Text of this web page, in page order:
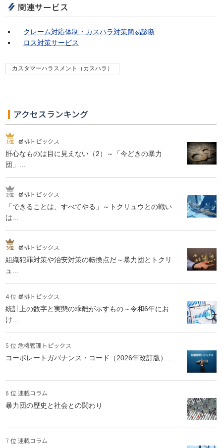
関連サービス
クレーム対応体制・カスハラ対策簡易診断
ロス対策サービス
カスタマーハラスメント（カスハラ）
アクセスランキング
暴排トピックス
肝心なものは目に見えない（2）～「今どきの暴力
団」...
暴排トピックス
「できることは、すべてやる」～トクリュウとの戦い
は...
暴排トピックス
組織犯罪対策や治安対策の転換点だ～暴力団とトクリ
ュ...
4 位 暴排トピックス
統計上の数字と実態の乖離が示すもの～令和6年にお
け...
5 位 危機管理トピックス
コーポレートガバナンス・コード（2026年改訂版）...
6 位 連載コラム
暴力団の歴史と社会との関わり
7 位 連載コラム